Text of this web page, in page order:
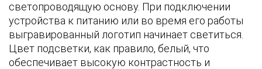
светопроводящую основу. При подключении
устройства к питанию или во время его работы
выгравированный логотип начинает светиться.
Цвет подсветки, как правило, белый, что
обеспечивает высокую контрастность и